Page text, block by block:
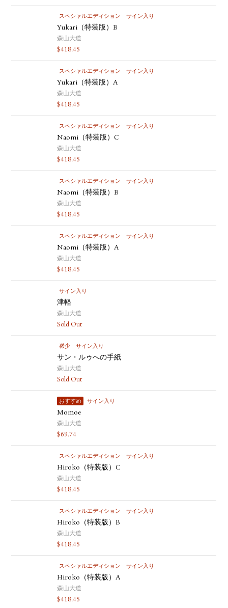
スペシャルエディション サイン入り
Yukari（特装版）B
森山大道
$418.45
スペシャルエディション サイン入り
Yukari（特装版）A
森山大道
$418.45
スペシャルエディション サイン入り
Naomi（特装版）C
森山大道
$418.45
スペシャルエディション サイン入り
Naomi（特装版）B
森山大道
$418.45
スペシャルエディション サイン入り
Naomi（特装版）A
森山大道
$418.45
サイン入り
津軽
森山大道
Sold Out
稀少 サイン入り
サン・ルゥへの手紙
森山大道
Sold Out
おすすめ サイン入り
Momoe
森山大道
$69.74
スペシャルエディション サイン入り
Hiroko（特装版）C
森山大道
$418.45
スペシャルエディション サイン入り
Hiroko（特装版）B
森山大道
$418.45
スペシャルエディション サイン入り
Hiroko（特装版）A
森山大道
$418.45